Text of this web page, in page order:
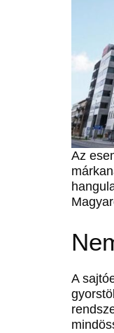
Az
A